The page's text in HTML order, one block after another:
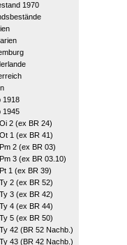
1970
1918
1945
Oi 2 (ex BR 24)
Ot 1 (ex BR 41)
Pm 2 (ex BR 03)
Pm 3 (ex BR 03.10)
Pt 1 (ex BR 39)
Ty 2 (ex BR 52)
Ty 3 (ex BR 42)
Ty 4 (ex BR 44)
Ty 5 (ex BR 50)
Ty 42 (BR 52 Nachb.)
Ty 43 (BR 42 Nachb.)